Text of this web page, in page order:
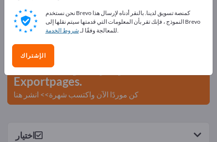
أعلن مجانًا على Exportpages!
الاحتياجات – العروض – السلع المستعملة – جهات الاتصال
التجارية >> ابدأ من هنا
انشر شركتك ومنتجاتك على
Exportpages.
كن موردًا الآن واكتسب شهرة>> انشر هنا
اختيار
نحن نستخدم Brevo كمنصة تسويق لدينا. بالنقر أدناه لإرسال هذا
النموذج ، فإنك تقر بأن المعلومات التي قدمتها سيتم نقلها إلى Brevo
للمعالجة وفقًا لـشروط الخدمة .
الإشتراك